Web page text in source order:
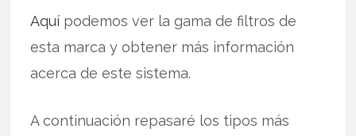
Aquí podemos ver la gama de filtros de
esta marca y obtener más información
acerca de este sistema.
A continuación repasaré los tipos más